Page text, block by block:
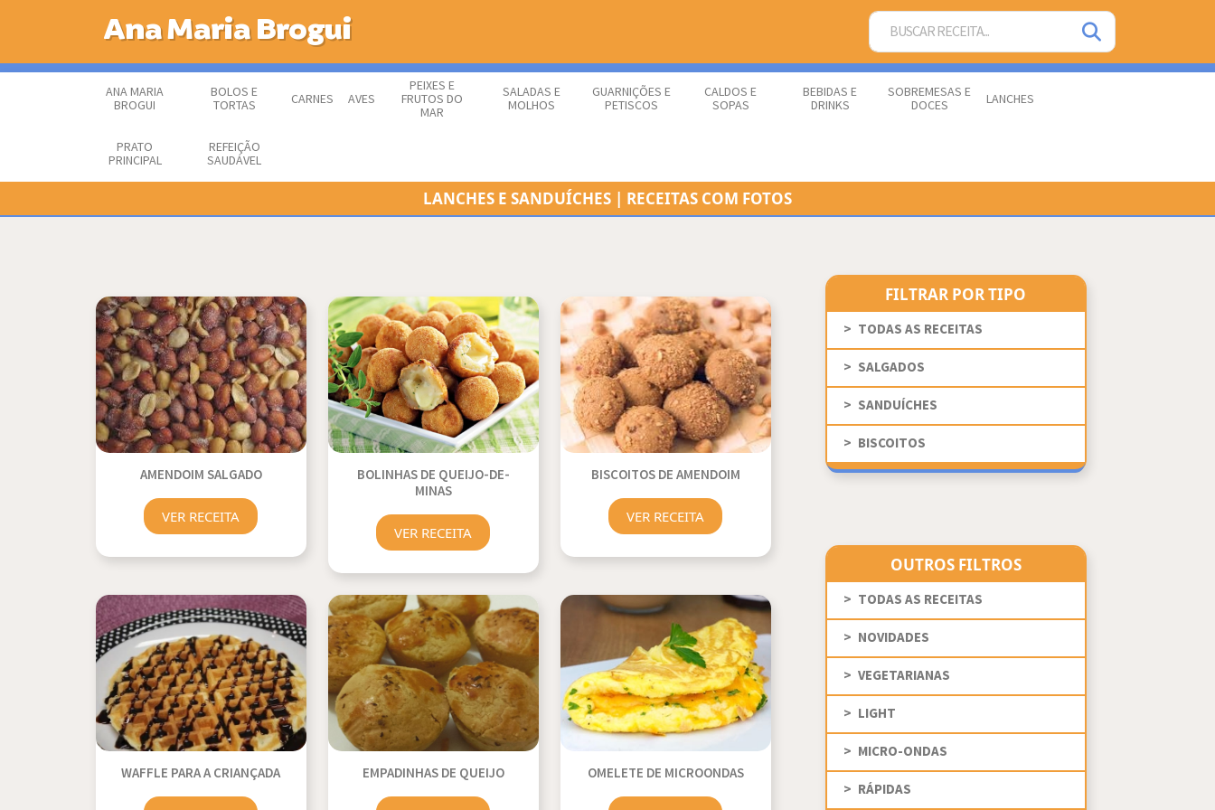
Ana Maria Brogui
ANA MARIA
BROGUI
BOLOS E
TORTAS
CARNES AVES
PEIXES E
FRUTOS DO
MAR
SALADAS E
MOLHOS
GUARNIÇÕES E
PETISCOS
CALDOS E
SOPAS
BEBIDAS E
DRINKS
SOBREMESAS E
DOCES
LANCHES
PRATO
PRINCIPAL
REFEIÇÃO
SAUDÁVEL
LANCHES E SANDUÍCHES | RECEITAS COM FOTOS
AMENDOIM SALGADO
VER RECEITA
BOLINHAS DE QUEIJO-DE-
MINAS
VER RECEITA
BISCOITOS DE AMENDOIM
VER RECEITA
WAFFLE PARA A CRIANÇADA EMPADINHAS DE QUEIJO OMELETE DE MICROONDAS
FILTRAR POR TIPO
TODAS AS RECEITAS
SALGADOS
SANDUÍCHES
BISCOITOS
OUTROS FILTROS
TODAS AS RECEITAS
NOVIDADES
VEGETARIANAS
LIGHT
MICRO-ONDAS
RÁPIDAS